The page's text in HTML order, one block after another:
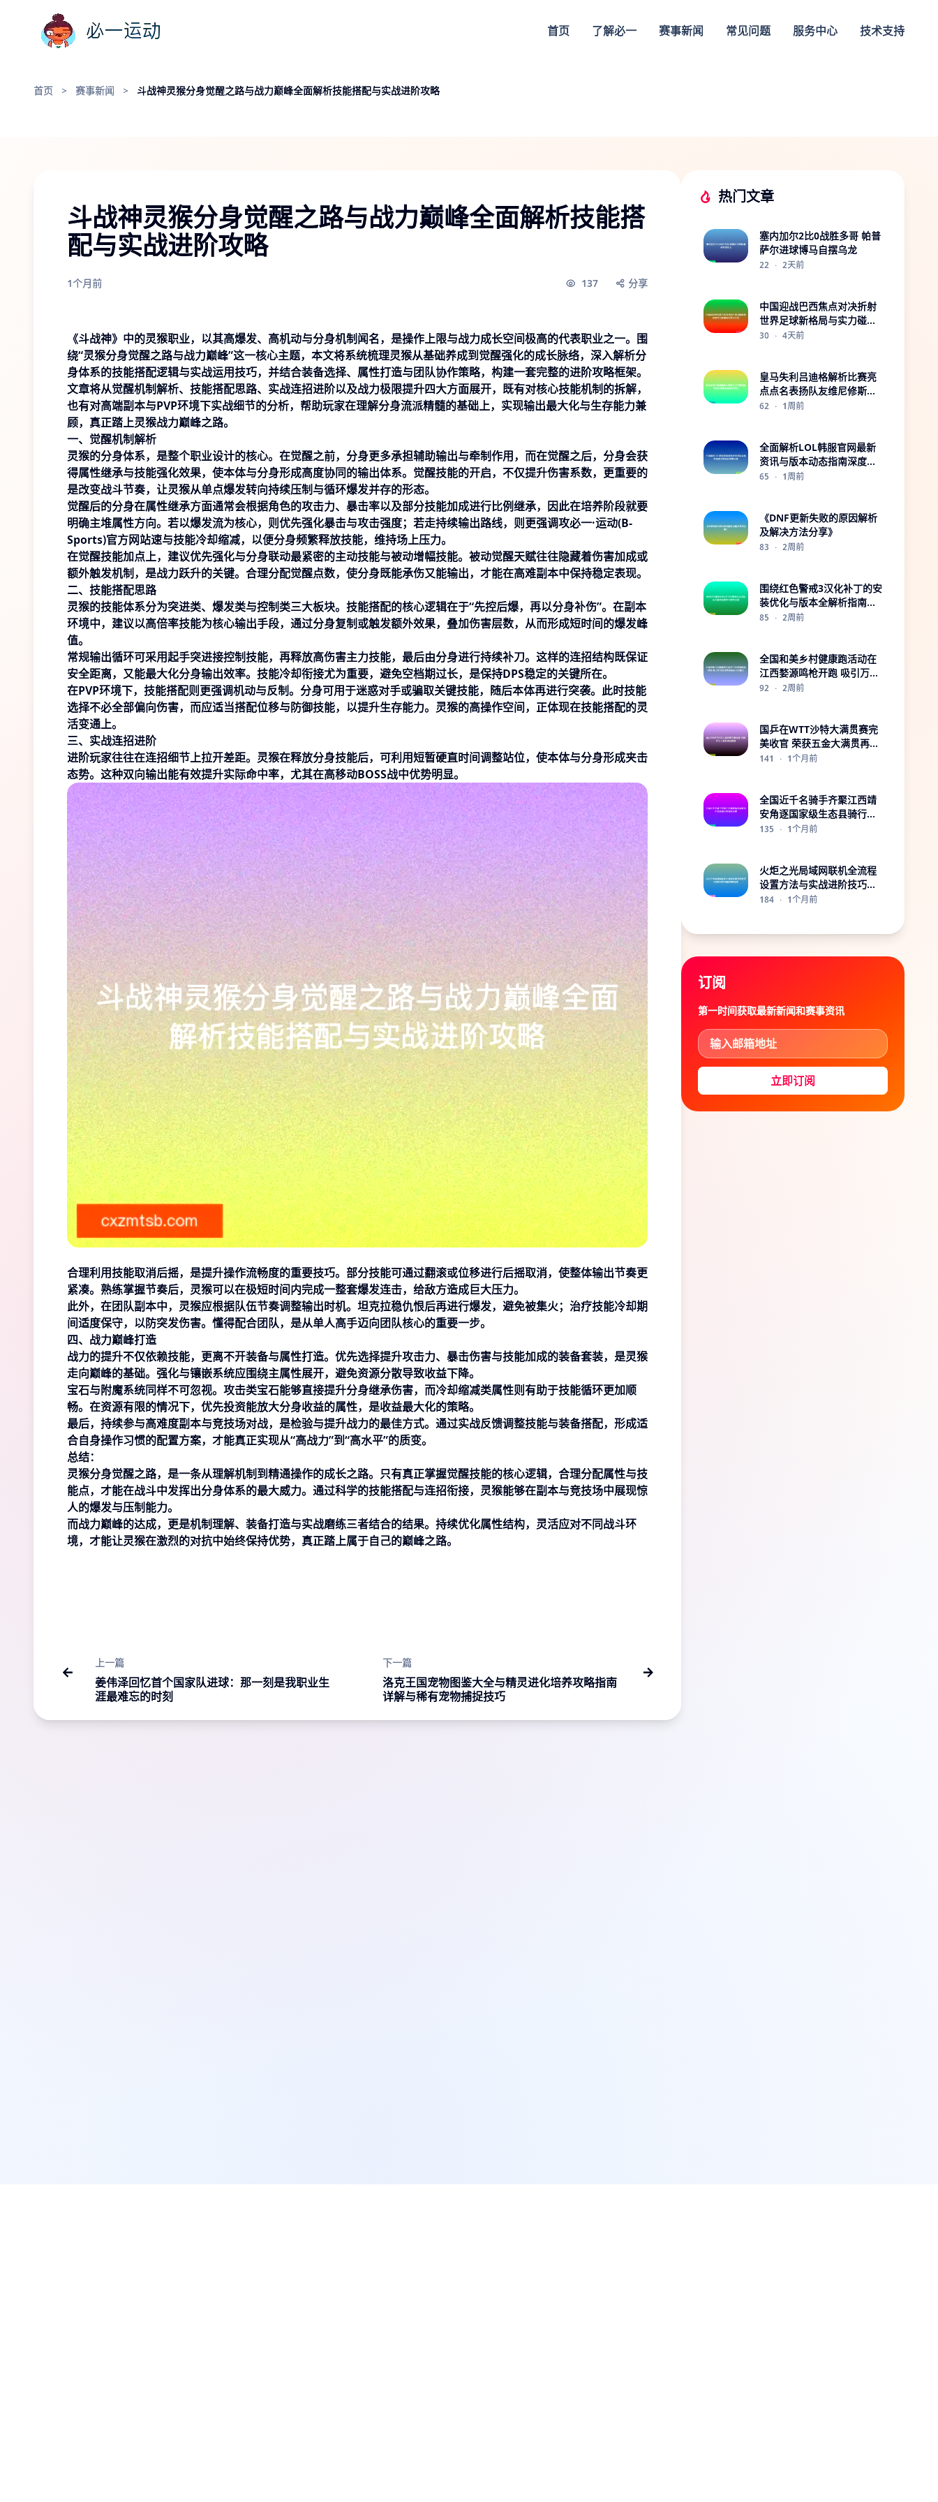
首页 了解必一 赛事新闻 常见问题 服务中心 技术支持
首页 > 赛事新闻 > 斗战神灵猴分身觉醒之路与战力巅峰全面解析技能搭配与实战进阶攻略
斗战神灵猴分身觉醒之路与战力巅峰全面解析技能搭
配与实战进阶攻略
1个月前 137 分享
《斗战神》中的灵猴职业，以其高爆发、高机动与分身机制闻名，是操作上限与战力成长空间极高的代表职业之一。围
绕“灵猴分身觉醒之路与战力巅峰”这一核心主题，本文将系统梳理灵猴从基础养成到觉醒强化的成长脉络，深入解析分
身体系的技能搭配逻辑与实战运用技巧，并结合装备选择、属性打造与团队协作策略，构建一套完整的进阶攻略框架。
文章将从觉醒机制解析、技能搭配思路、实战连招进阶以及战力极限提升四大方面展开，既有对核心技能机制的拆解，
也有对高端副本与PVP环境下实战细节的分析，帮助玩家在理解分身流派精髓的基础上，实现输出最大化与生存能力兼
顾，真正踏上灵猴战力巅峰之路。
一、觉醒机制解析
灵猴的分身体系，是整个职业设计的核心。在觉醒之前，分身更多承担辅助输出与牵制作用，而在觉醒之后，分身会获
得属性继承与技能强化效果，使本体与分身形成高度协同的输出体系。觉醒技能的开启，不仅提升伤害系数，更重要的
是改变战斗节奏，让灵猴从单点爆发转向持续压制与循环爆发并存的形态。
觉醒后的分身在属性继承方面通常会根据角色的攻击力、暴击率以及部分技能加成进行比例继承，因此在培养阶段就要
明确主堆属性方向。若以爆发流为核心，则优先强化暴击与攻击强度；若走持续输出路线，则更强调攻必一·运动(B-
Sports)官方网站速与技能冷却缩减，以便分身频繁释放技能，维持场上压力。
在觉醒技能加点上，建议优先强化与分身联动最紧密的主动技能与被动增幅技能。被动觉醒天赋往往隐藏着伤害加成或
额外触发机制，是战力跃升的关键。合理分配觉醒点数，使分身既能承伤又能输出，才能在高难副本中保持稳定表现。
二、技能搭配思路
灵猴的技能体系分为突进类、爆发类与控制类三大板块。技能搭配的核心逻辑在于“先控后爆，再以分身补伤”。在副本
环境中，建议以高倍率技能为核心输出手段，通过分身复制或触发额外效果，叠加伤害层数，从而形成短时间的爆发峰
值。
常规输出循环可采用起手突进接控制技能，再释放高伤害主力技能，最后由分身进行持续补刀。这样的连招结构既保证
安全距离，又能最大化分身输出效率。技能冷却衔接尤为重要，避免空档期过长，是保持DPS稳定的关键所在。
在PVP环境下，技能搭配则更强调机动与反制。分身可用于迷惑对手或骗取关键技能，随后本体再进行突袭。此时技能
选择不必全部偏向伤害，而应适当搭配位移与防御技能，以提升生存能力。灵猴的高操作空间，正体现在技能搭配的灵
活变通上。
三、实战连招进阶
进阶玩家往往在连招细节上拉开差距。灵猴在释放分身技能后，可利用短暂硬直时间调整站位，使本体与分身形成夹击
态势。这种双向输出能有效提升实际命中率，尤其在高移动BOSS战中优势明显。
合理利用技能取消后摇，是提升操作流畅度的重要技巧。部分技能可通过翻滚或位移进行后摇取消，使整体输出节奏更
紧凑。熟练掌握节奏后，灵猴可以在极短时间内完成一整套爆发连击，给敌方造成巨大压力。
此外，在团队副本中，灵猴应根据队伍节奏调整输出时机。坦克拉稳仇恨后再进行爆发，避免被集火；治疗技能冷却期
间适度保守，以防突发伤害。懂得配合团队，是从单人高手迈向团队核心的重要一步。
四、战力巅峰打造
战力的提升不仅依赖技能，更离不开装备与属性打造。优先选择提升攻击力、暴击伤害与技能加成的装备套装，是灵猴
走向巅峰的基础。强化与镶嵌系统应围绕主属性展开，避免资源分散导致收益下降。
宝石与附魔系统同样不可忽视。攻击类宝石能够直接提升分身继承伤害，而冷却缩减类属性则有助于技能循环更加顺
畅。在资源有限的情况下，优先投资能放大分身收益的属性，是收益最大化的策略。
最后，持续参与高难度副本与竞技场对战，是检验与提升战力的最佳方式。通过实战反馈调整技能与装备搭配，形成适
合自身操作习惯的配置方案，才能真正实现从“高战力”到“高水平”的质变。
总结：
灵猴分身觉醒之路，是一条从理解机制到精通操作的成长之路。只有真正掌握觉醒技能的核心逻辑，合理分配属性与技
能点，才能在战斗中发挥出分身体系的最大威力。通过科学的技能搭配与连招衔接，灵猴能够在副本与竞技场中展现惊
人的爆发与压制能力。
而战力巅峰的达成，更是机制理解、装备打造与实战磨练三者结合的结果。持续优化属性结构，灵活应对不同战斗环
境，才能让灵猴在激烈的对抗中始终保持优势，真正踏上属于自己的巅峰之路。
上一篇
姜伟泽回忆首个国家队进球：那一刻是我职业生
涯最难忘的时刻
下一篇
洛克王国宠物图鉴大全与精灵进化培养攻略指南
详解与稀有宠物捕捉技巧
热门文章
塞内加尔2比0战胜多哥 帕普
萨尔进球博马自摆乌龙
22 · 2天前
中国迎战巴西焦点对决折射
世界足球新格局与实力碰撞
风云变幻之战
30 · 4天前
皇马失利吕迪格解析比赛亮
点点名表扬队友维尼修斯质
疑裁判判罚
62 · 1周前
全面解析LOL韩服官网最新
资讯与版本动态指南深度体
验攻略分享
65 · 1周前
《DNF更新失败的原因解析
及解决方法分享》
83 · 2周前
围绕红色警戒3汉化补丁的安
装优化与版本全解析指南实
用技巧分享
85 · 2周前
全国和美乡村健康跑活动在
江西婺源鸣枪开跑 吸引万名
跑者齐聚体验乡村魅力
92 · 2周前
国乒在WTT沙特大满贯赛完
美收官 荣获五金大满贯再创
辉煌
141 · 1个月前
全国近千名骑手齐聚江西靖
安角逐国家级生态县骑行竞
速挑战赛
135 · 1个月前
火炬之光局域网联机全流程
设置方法与实战进阶技巧详
解攻略指南
184 · 1个月前
订阅
第一时间获取最新新闻和赛事资讯
立即订阅